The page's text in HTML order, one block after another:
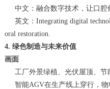
中文：融合数字技术，让口腔
英文：Integrating digital
oral restoration.
4. 绿色制造与未来价值
画面
工厂外景绿植、光伏屋顶、节
智能AGV在生产线上穿行，物